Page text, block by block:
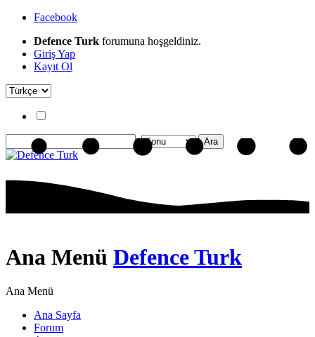
Facebook
Defence Turk forumuna hoşgeldiniz.
Giriş Yap
Kayıt Ol
Ana Menü Defence Turk
Ana Menü
Ana Sayfa
Forum